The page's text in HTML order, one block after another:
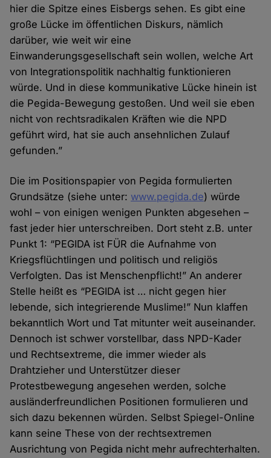
hier die Spitze eines Eisbergs sehen. Es gibt eine
große Lücke im öffentlichen Diskurs, nämlich
darüber, wie weit wir eine
Einwanderungsgesellschaft sein wollen, welche Art
von Integrationspolitik nachhaltig funktionieren
würde. Und in diese kommunikative Lücke hinein ist
die Pegida-Bewegung gestoßen. Und weil sie eben
nicht von rechtsradikalen Kräften wie die NPD
geführt wird, hat sie auch ansehnlichen Zulauf
gefunden.”
Die im Positionspapier von Pegida formulierten
Grundsätze (siehe unter: www.pegida.de) würde
wohl – von einigen wenigen Punkten abgesehen –
fast jeder hier unterschreiben. Dort steht z.B. unter
Punkt 1: “PEGIDA ist FÜR die Aufnahme von
Kriegsflüchtlingen und politisch und religiös
Verfolgten. Das ist Menschenpflicht!” An anderer
Stelle heißt es “PEGIDA ist … nicht gegen hier
lebende, sich integrierende Muslime!” Nun klaffen
bekanntlich Wort und Tat mitunter weit auseinander.
Dennoch ist schwer vorstellbar, dass NPD-Kader
und Rechtsextreme, die immer wieder als
Drahtzieher und Unterstützer dieser
Protestbewegung angesehen werden, solche
ausländerfreundlichen Positionen formulieren und
sich dazu bekennen würden. Selbst Spiegel-Online
kann seine These von der rechtsextremen
Ausrichtung von Pegida nicht mehr aufrechterhalten.